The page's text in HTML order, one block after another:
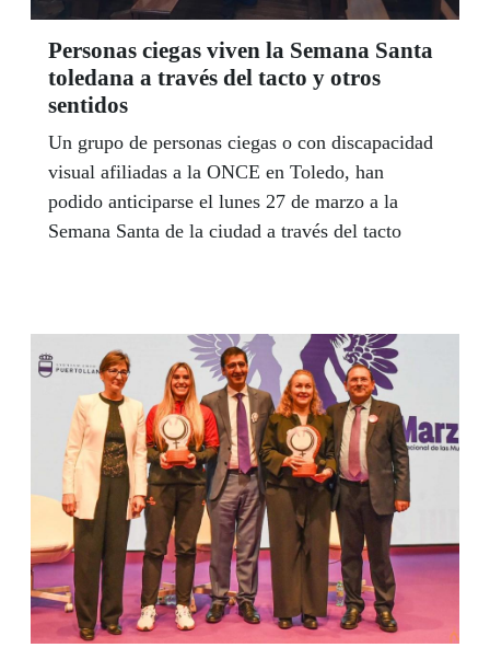
Personas ciegas viven la Semana Santa
toledana a través del tacto y otros
sentidos
Un grupo de personas ciegas o con discapacidad
visual afiliadas a la ONCE en Toledo, han
podido anticiparse el lunes 27 de marzo a la
Semana Santa de la ciudad a través del tacto